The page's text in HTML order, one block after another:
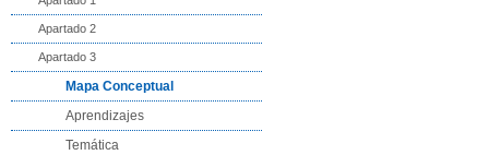
Apartado 2
Apartado 3
Mapa Conceptual
Aprendizajes
Temática